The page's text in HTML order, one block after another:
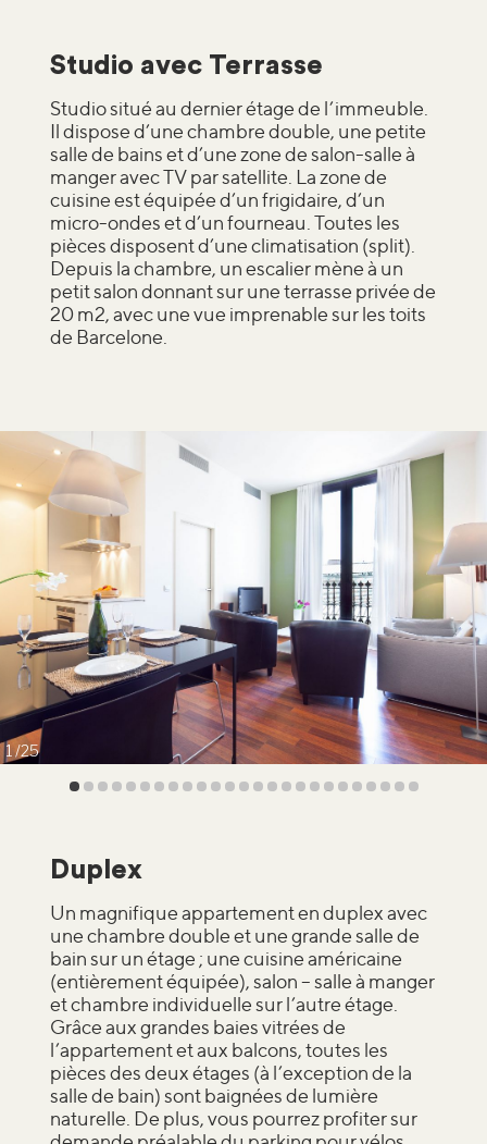
Studio avec Terrasse
Studio situé au dernier étage de l’immeuble.
Il dispose d’une chambre double, une petite
salle de bains et d’une zone de salon-salle à
manger avec TV par satellite. La zone de
cuisine est équipée d’un frigidaire, d’un
micro-ondes et d’un fourneau. Toutes les
pièces disposent d’une climatisation (split).
Depuis la chambre, un escalier mène à un
petit salon donnant sur une terrasse privée de
20 m2, avec une vue imprenable sur les toits
de Barcelone.
1 25
Duplex
Un magnifique appartement en duplex avec
une chambre double et une grande salle de
bain sur un étage ; une cuisine américaine
(entièrement équipée), salon – salle à manger
et chambre individuelle sur l’autre étage.
Grâce aux grandes baies vitrées de
l’appartement et aux balcons, toutes les
pièces des deux étages (à l’exception de la
salle de bain) sont baignées de lumière
naturelle. De plus, vous pourrez profiter sur